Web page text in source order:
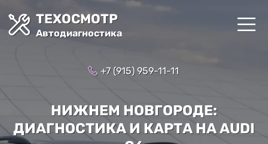
ТЕХОСМОТР
Автодиагностика
+7 (915) 959-11-11
НИЖНЕМ НОВГОРОДЕ:
ДИАГНОСТИКА И КАРТА НА AUDI